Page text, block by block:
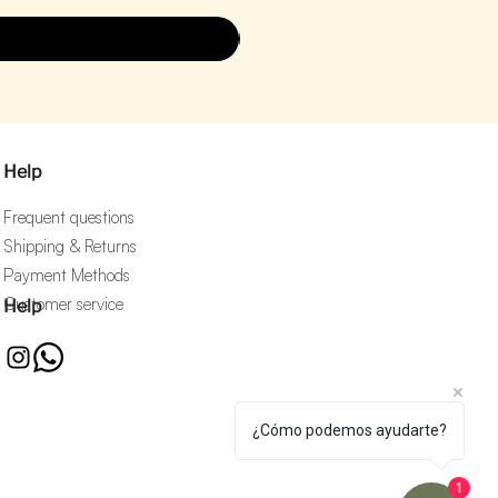
Help
Help
Frequent questions
Shipping & Returns
Payment Methods
Customer service
¿Cómo podemos ayudarte?
1